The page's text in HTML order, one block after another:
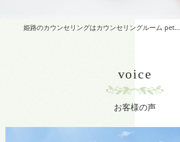
姫路のカウンセリングはカウンセリングルーム petite forest～プチフォレスト～
お客様の声
voice